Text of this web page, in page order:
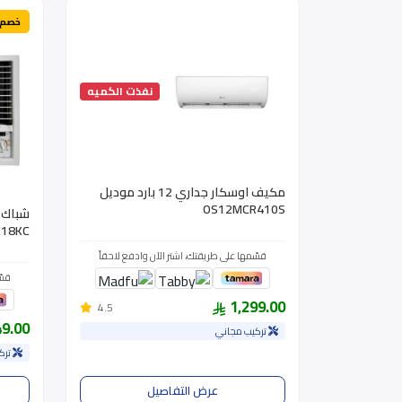
نفذت الكميه
مكيف اوسكار جداري 12 بارد موديل
OS12MCR410S
قسّمها على طريقتك، اشتر الآن وادفع لاحقاً
1,299.00
4.5
تركيب مجاني
عرض التفاصيل
خصم